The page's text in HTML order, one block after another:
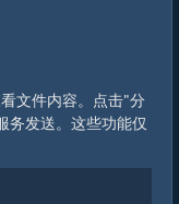
文件内容。点击"分
务发送。这些功能仅